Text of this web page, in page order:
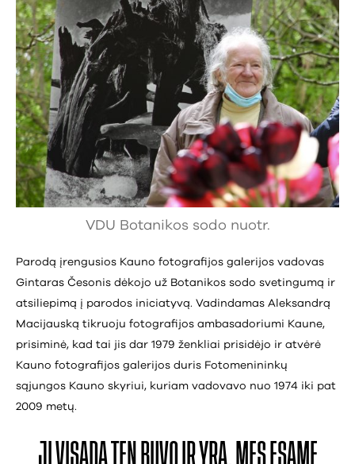
VDU Botanikos sodo nuotr.
Parodą įrengusios Kauno fotografijos galerijos vadovas
Gintaras Česonis dėkojo už Botanikos sodo svetingumą ir
atsiliepimą į parodos iniciatyvą. Vadindamas Aleksandrą
Macijauską tikruoju fotografijos ambasadoriumi Kaune,
prisiminė, kad tai jis dar 1979 ženkliai prisidėjo ir atvėrė
Kauno fotografijos galerijos duris Fotomenininkų
sąjungos Kauno skyriui, kuriam vadovavo nuo 1974 iki pat
2009 metų.
JI VISADA TEN BUVO IRYRA. MES ESAME